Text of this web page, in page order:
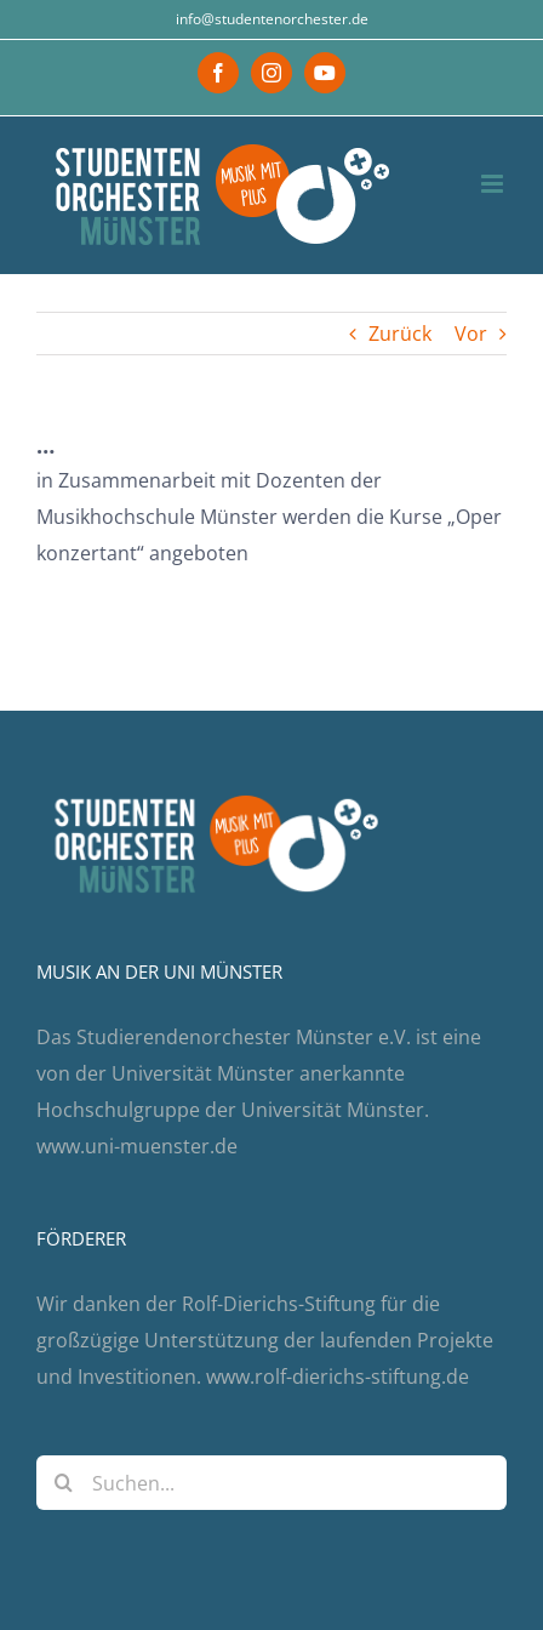
info@studentenorchester.de
FacebookInstagramYouTube
Zurück Vor
…
in Zusammenarbeit mit Dozenten der
Musikhochschule Münster werden die Kurse „Oper
konzertant“ angeboten
MUSIK AN DER UNI MÜNSTER
Das Studierendenorchester Münster e.V. ist eine
von der Universität Münster anerkannte
Hochschulgruppe der Universität Münster.
www.uni-muenster.de
FÖRDERER
Wir danken der Rolf-Dierichs-Stiftung für die
großzügige Unterstützung der laufenden Projekte
und Investitionen. www.rolf-dierichs-stiftung.de
Suche
nach: